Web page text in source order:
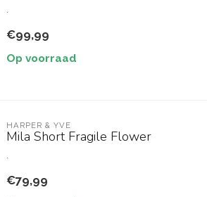
€99,99
Op voorraad
HARPER & YVE
Mila Short Fragile Flower
€79,99